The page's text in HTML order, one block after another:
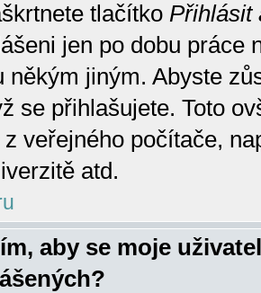
tlačítko Přihlásit
jen po dobu práce
někým jiným. Abyste
se přihlašujete. Toto
veřejného počítače,
atd.
aby se moje